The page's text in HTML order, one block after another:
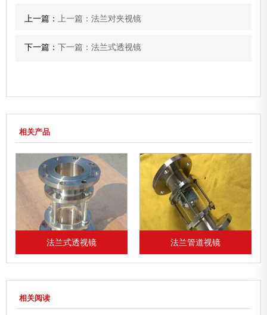
上一篇：上一篇：法兰对夹视镜
下一篇：下一篇：法兰式透视镜
相关产品
法兰式透视镜 法兰管道视镜
相关阅读